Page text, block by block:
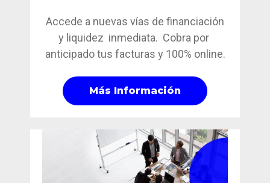
Accede a nuevas vías de financiación
y liquidez inmediata. Cobra por
anticipado tus facturas y 100% online.
Más Información